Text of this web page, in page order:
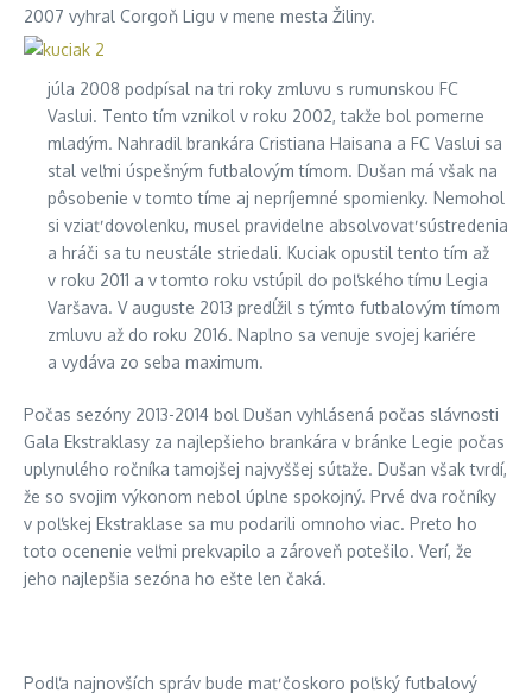
2007 vyhral Corgoň Ligu v mene mesta Žiliny.
júla 2008 podpísal na tri roky zmluvu s rumunskou FC
Vaslui. Tento tím vznikol v roku 2002, takže bol pomerne
mladým. Nahradil brankára Cristiana Haisana a FC Vaslui sa
stal veľmi úspešným futbalovým tímom. Dušan má však na
pôsobenie v tomto tíme aj nepríjemné spomienky. Nemohol
si vziať dovolenku, musel pravidelne absolvovať sústredenia
a hráči sa tu neustále striedali. Kuciak opustil tento tím až
v roku 2011 a v tomto roku vstúpil do poľského tímu Legia
Varšava. V auguste 2013 predĺžil s týmto futbalovým tímom
zmluvu až do roku 2016. Naplno sa venuje svojej kariére
a vydáva zo seba maximum.
Počas sezóny 2013-2014 bol Dušan vyhlásená počas slávnosti
Gala Ekstraklasy za najlepšieho brankára v bránke Legie počas
uplynulého ročníka tamojšej najvyššej súťaže. Dušan však tvrdí,
že so svojim výkonom nebol úplne spokojný. Prvé dva ročníky
v poľskej Ekstraklase sa mu podarili omnoho viac. Preto ho
toto ocenenie veľmi prekvapilo a zároveň potešilo. Verí, že
jeho najlepšia sezóna ho ešte len čaká.
Podľa najnovších správ bude mať čoskoro poľský futbalový